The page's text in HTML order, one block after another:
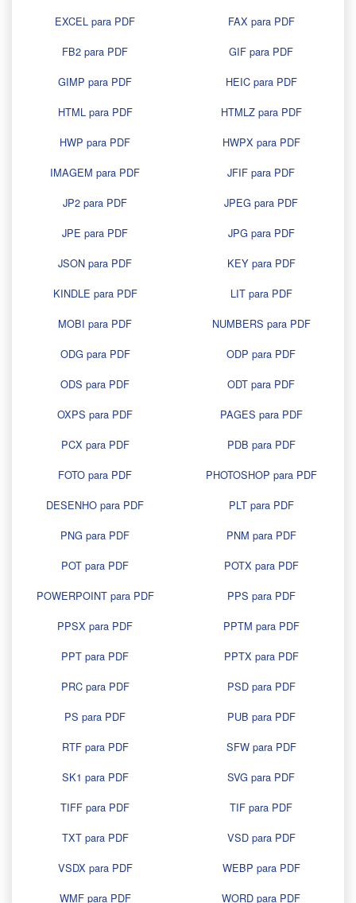
EXCEL para PDF
FAX para PDF
FB2 para PDF
GIF para PDF
GIMP para PDF
HEIC para PDF
HTML para PDF
HTMLZ para PDF
HWP para PDF
HWPX para PDF
IMAGEM para PDF
JFIF para PDF
JP2 para PDF
JPEG para PDF
JPE para PDF
JPG para PDF
JSON para PDF
KEY para PDF
KINDLE para PDF
LIT para PDF
MOBI para PDF
NUMBERS para PDF
ODG para PDF
ODP para PDF
ODS para PDF
ODT para PDF
OXPS para PDF
PAGES para PDF
PCX para PDF
PDB para PDF
FOTO para PDF
PHOTOSHOP para PDF
DESENHO para PDF
PLT para PDF
PNG para PDF
PNM para PDF
POT para PDF
POTX para PDF
POWERPOINT para PDF
PPS para PDF
PPSX para PDF
PPTM para PDF
PPT para PDF
PPTX para PDF
PRC para PDF
PSD para PDF
PS para PDF
PUB para PDF
RTF para PDF
SFW para PDF
SK1 para PDF
SVG para PDF
TIFF para PDF
TIF para PDF
TXT para PDF
VSD para PDF
VSDX para PDF
WEBP para PDF
WMF para PDF
WORD para PDF